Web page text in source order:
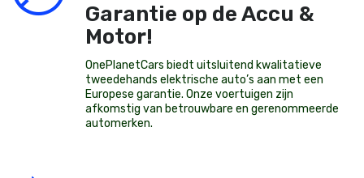
Garantie op de Accu &
Motor!
OnePlanetCars biedt uitsluitend kwalitatieve
tweedehands elektrische auto’s aan met een
Europese garantie. Onze voertuigen zijn
afkomstig van betrouwbare en gerenommeerde
automerken.